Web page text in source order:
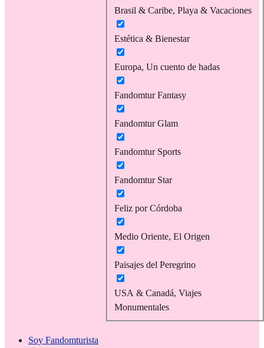
Brasil & Caribe, Playa & Vacaciones
Estética & Bienestar
Europa, Un cuento de hadas
Fandomtur Fantasy
Fandomtur Glam
Fandomtur Sports
Fandomtur Star
Feliz por Córdoba
Medio Oriente, El Origen
Paisajes del Peregrino
USA & Canadá, Viajes
Monumentales
Soy Fandomturista